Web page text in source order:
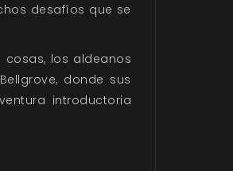
desafíos que se
los aldeanos
donde sus
introductoria